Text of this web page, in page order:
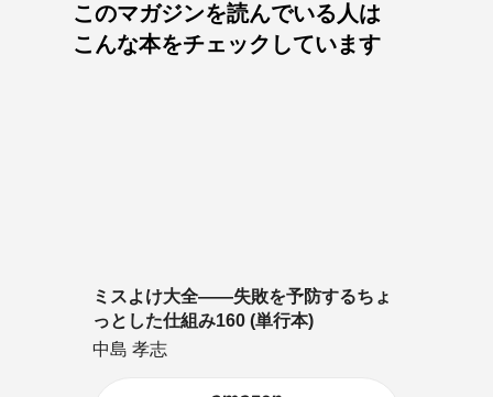
このマガジンを読んでいる人は
こんな本をチェックしています
ミスよけ大全――失敗を予防するちょ
っとした仕組み160 (単行本)
中島 孝志